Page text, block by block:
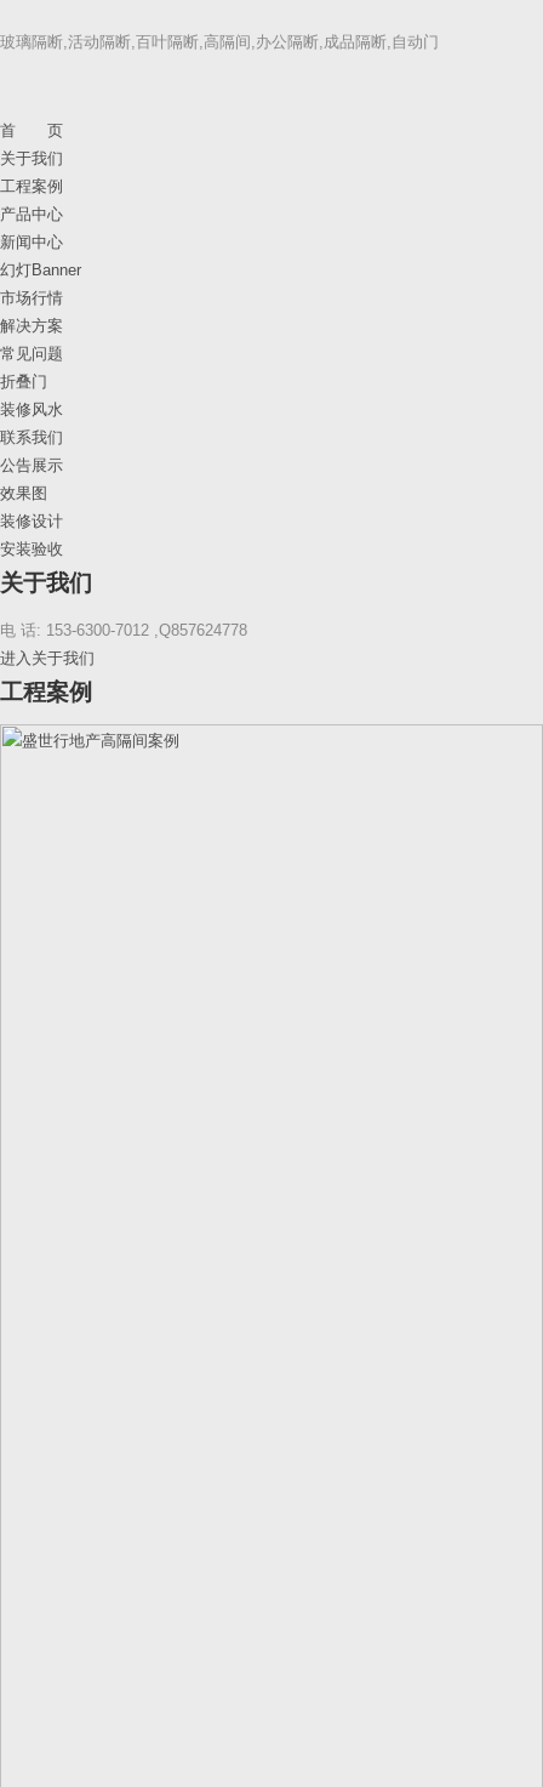
玻璃隔断,活动隔断,百叶隔断,高隔间,办公隔断,成品隔断,自动门
首 页
关于我们
工程案例
产品中心
新闻中心
幻灯Banner
市场行情
解决方案
常见问题
折叠门
装修风水
联系我们
公告展示
效果图
装修设计
安装验收
关于我们
电 话: 153-6300-7012 ,Q857624778
进入关于我们
工程案例